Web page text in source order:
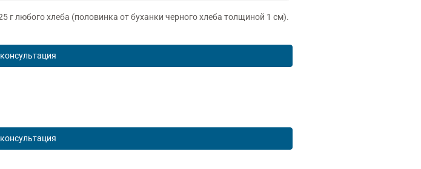
г любого хлеба (половинка от буханки черного хлеба толщиной 1 см).